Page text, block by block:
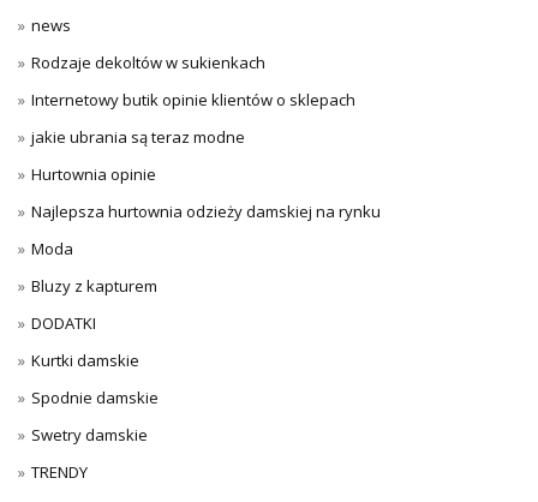
news
Rodzaje dekoltów w sukienkach
Internetowy butik opinie klientów o sklepach
jakie ubrania są teraz modne
Hurtownia opinie
Najlepsza hurtownia odzieży damskiej na rynku
Moda
Bluzy z kapturem
DODATKI
Kurtki damskie
Spodnie damskie
Swetry damskie
TRENDY